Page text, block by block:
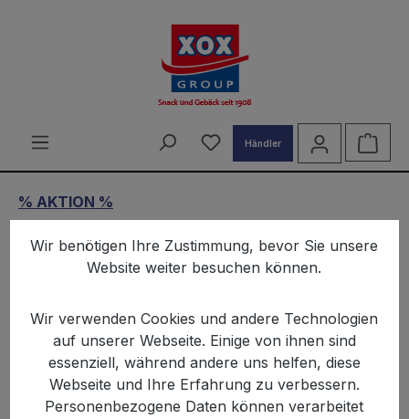
Du hast 0 Produkte auf
Händler
% AKTION %
XOX Vatertag Snackbox
Bildergalerie überspringen
Wir benötigen Ihre Zustimmung, bevor Sie unsere
Website weiter besuchen können.
Wir verwenden Cookies und andere Technologien
auf unserer Webseite. Einige von ihnen sind
essenziell, während andere uns helfen, diese
Webseite und Ihre Erfahrung zu verbessern.
Personenbezogene Daten können verarbeitet